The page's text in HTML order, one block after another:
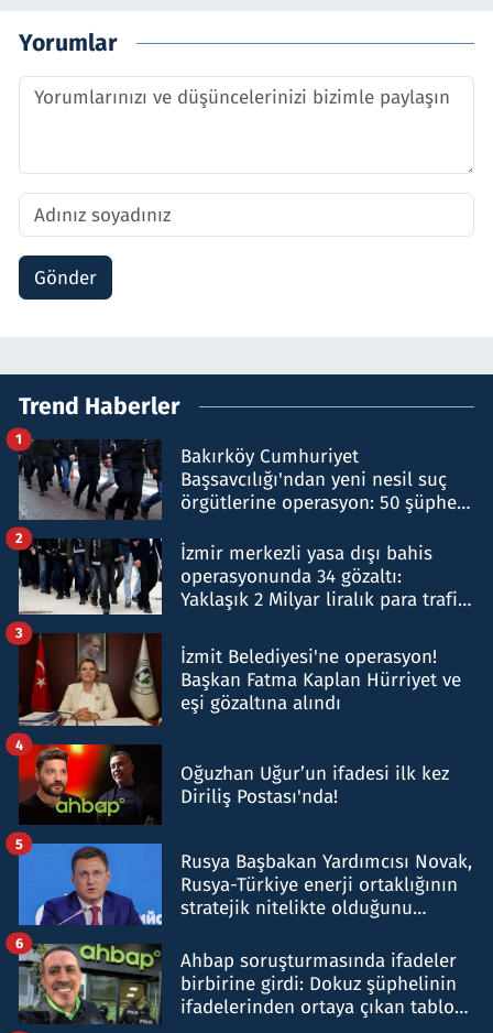
Yorumlar
Gönder
Trend Haberler
Bakırköy Cumhuriyet
Başsavcılığı'ndan yeni nesil suç
örgütlerine operasyon: 50 şüpheli
1
İzmir merkezli yasa dışı bahis
operasyonunda 34 gözaltı:
Yaklaşık 2 Milyar liralık para trafiği
2
İzmit Belediyesi'ne operasyon!
Başkan Fatma Kaplan Hürriyet ve
eşi gözaltına alındı
3
Oğuzhan Uğur’un ifadesi ilk kez
Diriliş Postası'nda!
4
Rusya Başbakan Yardımcısı Novak,
Rusya-Türkiye enerji ortaklığının
stratejik nitelikte olduğunu
5
Ahbap soruşturmasında ifadeler
birbirine girdi: Dokuz şüphelinin
ifadelerinden ortaya çıkan tablo
6